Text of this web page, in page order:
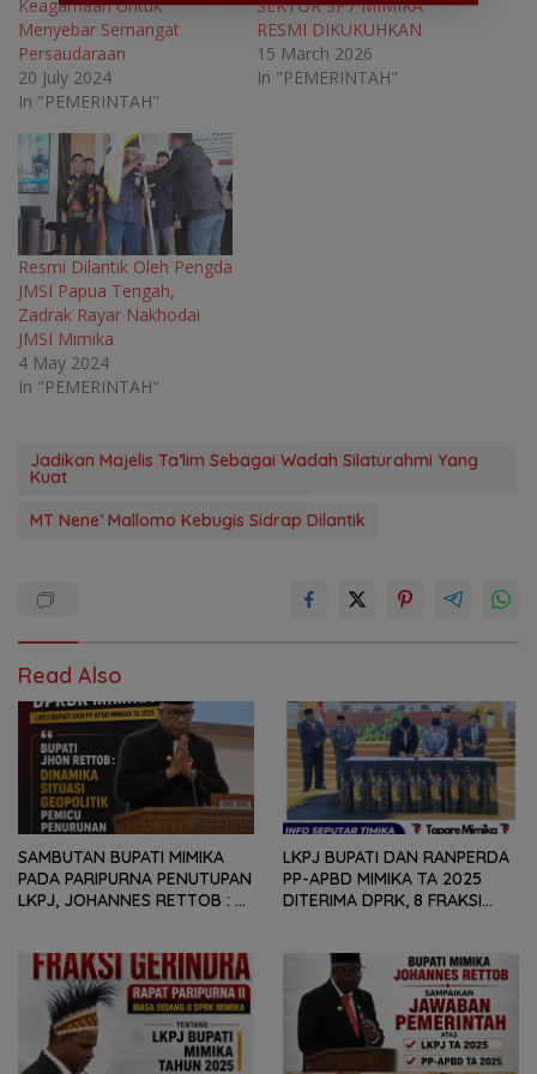
i
d
o
w
)
n
o
w
i i
Keagamaan Untuk
Menyebar Semangat
Persaudaraan
20 July 2024
In "PEMERINTAH"
SEKTOR SP7 MIMIKA
RESMI DIKUKUHKAN
15 March 2026
In "PEMERINTAH"
Resmi Dilantik Oleh Pengda
JMSI Papua Tengah,
Zadrak Rayar Nakhodai
JMSI Mimika
4 May 2024
In "PEMERINTAH"
Jadikan Majelis Ta’lim Sebagai Wadah Silaturahmi Yang
Kuat
MT Nene’ Mallomo Kebugis Sidrap Dilantik
Read Also
SAMBUTAN BUPATI MIMIKA
PADA PARIPURNA PENUTUPAN
LKPJ, JOHANNES RETTOB :
PENURUNAN FISKAL DAERAH
LKPJ BUPATI DAN RANPERDA
PP-APBD MIMIKA TA 2025
DITERIMA DPRK, 8 FRAKSI
KEPADA PEMERINTAH DAERAH